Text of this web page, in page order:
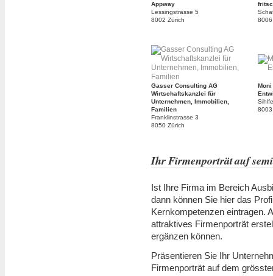
Appway
Lessingstrasse 5
8002 Zürich
8006
Gasser Consulting AG
Wirtschaftskanzlei für
Unternehmen, Immobilien,
Familien
Franklinstrasse 3
8050 Zürich
Moni
8003
Ihr Firmenporträt auf
Ist Ihre Firma im Bereich
dann können Sie hier das
Kernkompetenzen eintragen.
attraktives Firmenporträt
ergänzen können.
Präsentieren Sie Ihr
Firmenporträt auf dem